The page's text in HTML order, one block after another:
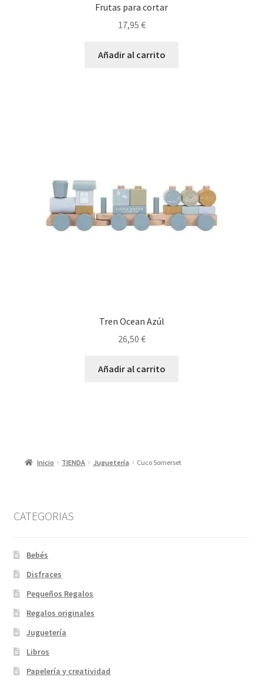
Frutas para cortar
17,95 €
Añadir al carrito
Tren Ocean Azúl
26,50 €
Añadir al carrito
Inicio TIENDA Juguetería Cuco Somerset
CATEGORIAS
Bebés
Disfraces
Pequeños Regalos
Regalos originales
Juguetería
Libros
Papelería y creatividad